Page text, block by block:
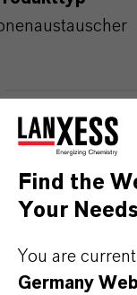
heruntergeladen
Find the
Your Needs
You are
Germany